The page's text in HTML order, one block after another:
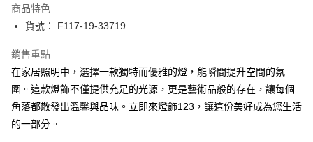
街口支付
悠遊付
Google Pay
全盈+PAY
AFTEE先享後付
商品特色
貨號： F117-19-33719
銷售重點
在家居照明中，選擇一款獨特而優雅的燈，能瞬間提升空間的氛
圍。這款燈飾不僅提供充足的光源，更是藝術品般的存在，讓每個
角落都散發出溫馨與品味。立即來燈飾123，讓這份美好成為您生活
的一部分。